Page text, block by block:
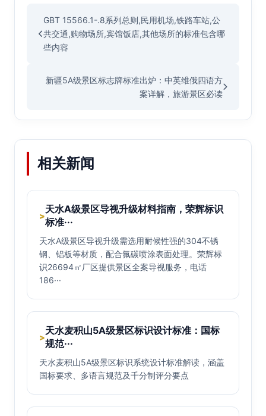
GBT 15566.1-.8系列总则,民用机场,铁路车站,公
共交通,购物场所,宾馆饭店,其他场所的标准包含哪
些内容
新疆5A级景区标志牌标准出炉：中英维俄四语方
案详解，旅游景区必读
相关新闻
>
天水A级景区导视升级材料指南，荣辉标识
标准···
天水A级景区导视升级需选用耐候性强的304不锈
钢、铝板等材质，配合氟碳喷涂表面处理。荣辉标
识26694㎡厂区提供景区全案导视服务，电话
186···
>
天水麦积山5A级景区标识设计标准：国标
规范···
天水麦积山5A级景区标识系统设计标准解读，涵盖
国标要求、多语言规范及千分制评分要点